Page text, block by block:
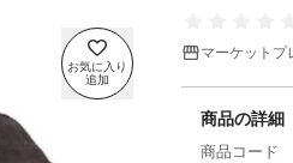
マーケットプ
商品の詳細
商品コード